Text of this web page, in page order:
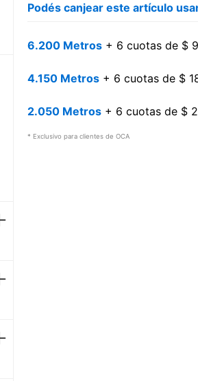
Podés canjear este artículo
6.200 Metros+ 6 cuotas de $
4.150 Metros+ 6 cuotas de $
2.050 Metros+ 6 cuotas de $
* Exclusivo para clientes de OCA